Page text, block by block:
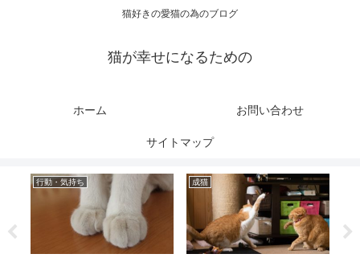
猫好きの愛猫の為のブログ
猫が幸せになるための
ホーム お問い合わせ
サイトマップ
行動・気持ち 成猫